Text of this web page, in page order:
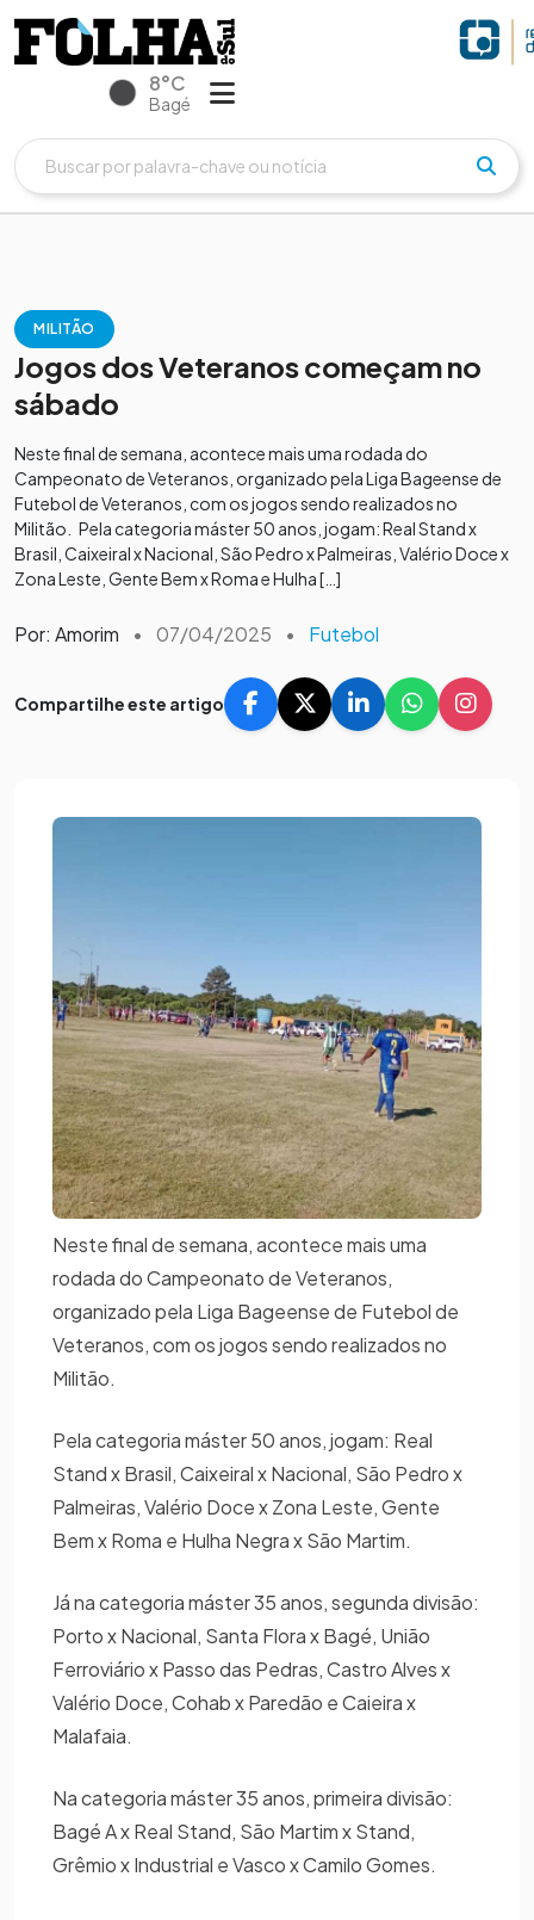
8°C
Bagé
MILITÃO
Jogos dos Veteranos começam no
sábado
Neste final de semana, acontece mais uma rodada do
Campeonato de Veteranos, organizado pela Liga Bageense de
Futebol de Veteranos, com os jogos sendo realizados no
Militão. Pela categoria máster 50 anos, jogam: Real Stand x
Brasil, Caixeiral x Nacional, São Pedro x Palmeiras, Valério Doce x
Zona Leste, Gente Bem x Roma e Hulha […]
Por: Amorim • 07/04/2025 • Futebol
Compartilhe este artigo
Neste final de semana, acontece mais uma
rodada do Campeonato de Veteranos,
organizado pela Liga Bageense de Futebol de
Veteranos, com os jogos sendo realizados no
Militão.
Pela categoria máster 50 anos, jogam: Real
Stand x Brasil, Caixeiral x Nacional, São Pedro x
Palmeiras, Valério Doce x Zona Leste, Gente
Bem x Roma e Hulha Negra x São Martim.
Já na categoria máster 35 anos, segunda divisão:
Porto x Nacional, Santa Flora x Bagé, União
Ferroviário x Passo das Pedras, Castro Alves x
Valério Doce, Cohab x Paredão e Caieira x
Malafaia.
Na categoria máster 35 anos, primeira divisão:
Bagé A x Real Stand, São Martim x Stand,
Grêmio x Industrial e Vasco x Camilo Gomes.